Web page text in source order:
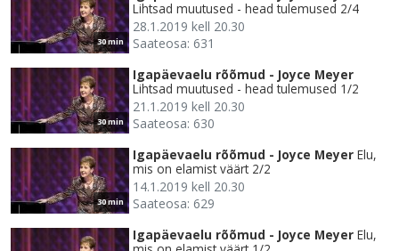
30 min
Lihtsad muutused - head tulemused 2/4
28.1.2019 kell 20.30
Saateosa: 631
30 min
Igapäevaelu rõõmud - Joyce Meyer
Lihtsad muutused - head tulemused 1/2
21.1.2019 kell 20.30
Saateosa: 630
30 min
Igapäevaelu rõõmud - Joyce Meyer Elu,
mis on elamist väärt 2/2
14.1.2019 kell 20.30
Saateosa: 629
Igapäevaelu rõõmud - Joyce Meyer Elu,